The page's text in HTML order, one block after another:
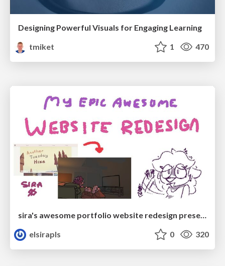
Designing Powerful Visuals for Engaging Learning
tmiket
1 470
elsirapls
0 320